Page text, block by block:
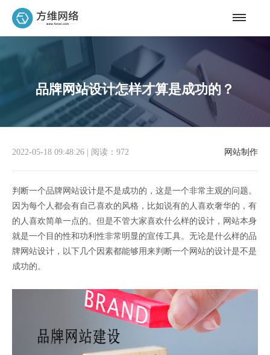
品牌网站设计怎样才算是成功的？
网站制作
2022-05-18 09:48:26 阅读：972
判断一个品牌网站设计是不是成功的，这是一个非常主观的问题。
因为每个人都会有自己喜欢的风格，比如说有的人喜欢奢华的，有
的人喜欢简单一点的。但是不管大家喜欢什么样的设计，网站本身
就是一个目的性和功利性非常明显的宣传工具。无论是什么样的品
牌网站设计，以下几个因素都能够用来判断一个网站的设计是不是
成功的。